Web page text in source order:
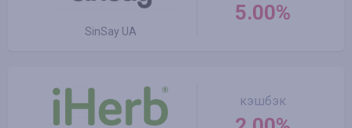
SinSay UA
5.00%
кэшбэк